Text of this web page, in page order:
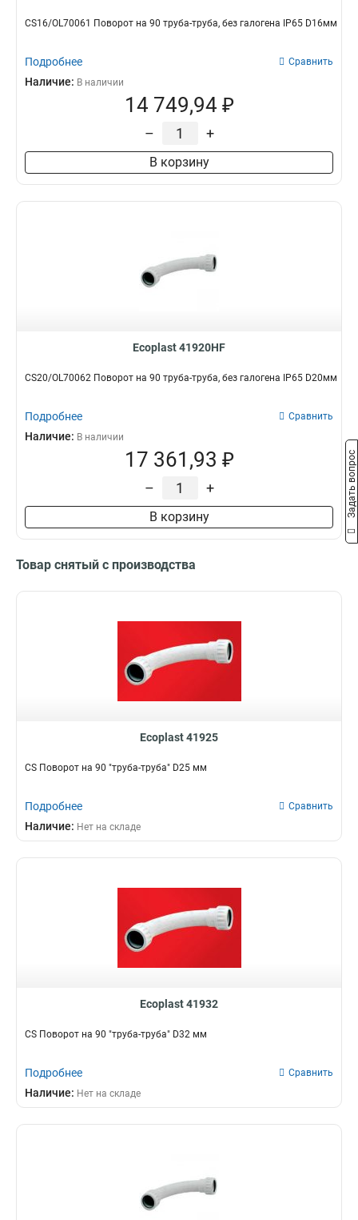
CS16/OL70061 Поворот на 90 труба-труба, без галогена IP65 D16мм
Подробнее Сравнить
Наличие: В наличии
14 749,94 ₽
– +
В корзину
Ecoplast 41920HF
CS20/OL70062 Поворот на 90 труба-труба, без галогена IP65 D20мм
Подробнее Сравнить
Наличие: В наличии
17 361,93 ₽
– +
В корзину
Товар снятый с производства
Ecoplast 41925
CS Поворот на 90 "труба-труба" D25 мм
Подробнее Сравнить
Наличие: Нет на складе
Ecoplast 41932
CS Поворот на 90 "труба-труба" D32 мм
Подробнее Сравнить
Наличие: Нет на складе
Задать вопрос